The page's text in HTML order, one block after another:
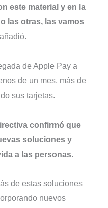
este material y en la
las otras, las vamos
de Apple Pay a
de un mes, más de
sus tarjetas.
confirmó que
soluciones y
a las personas.
de estas soluciones
nuevos